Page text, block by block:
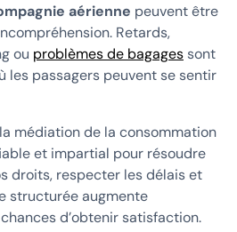
aérienne peuvent être
Retards,
ou problèmes de bagages sont
les passagers peuvent se sentir
médiation de la consommation
et impartial pour résoudre
droits, respecter les délais et
structurée augmente
d’obtenir satisfaction.